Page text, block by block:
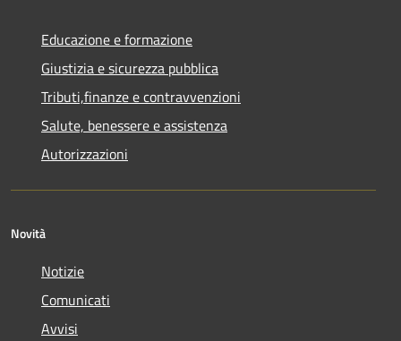
Educazione e formazione
Giustizia e sicurezza pubblica
Tributi,finanze e contravvenzioni
Salute, benessere e assistenza
Autorizzazioni
Novità
Notizie
Comunicati
Avvisi